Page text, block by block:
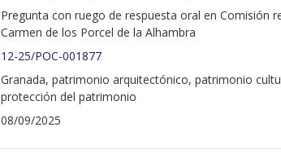
Pregunta con ruego de respuesta oral en Comisión
Carmen de los Porcel de la Alhambra
12-25/POC-001877
Granada, patrimonio arquitectónico, patrimonio
protección del patrimonio
08/09/2025